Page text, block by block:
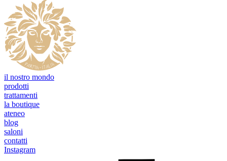
il nostro mondo
prodotti
trattamenti
la boutique
ateneo
blog
saloni
contatti
Instagram